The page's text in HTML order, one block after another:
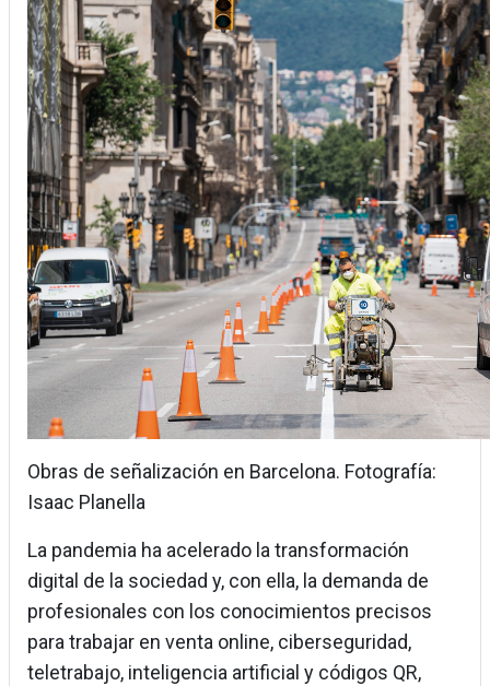
Obras de señalización en Barcelona. Fotografía:
Isaac Planella
La pandemia ha acelerado la transformación
digital de la sociedad y, con ella, la demanda de
profesionales con los conocimientos precisos
para trabajar en venta online, ciberseguridad,
teletrabajo, inteligencia artificial y códigos QR,